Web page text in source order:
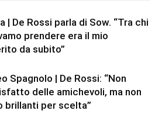
| De Rossi parla di Sow. “Tra chi
prendere era il mio
da subito”
Spagnolo | De Rossi: “Non
delle amichevoli, ma non
brillanti per scelta”